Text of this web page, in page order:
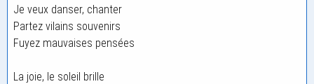
Je veux danser, chanter
Partez vilains souvenirs
Fuyez mauvaises pensées
La joie, le soleil brille